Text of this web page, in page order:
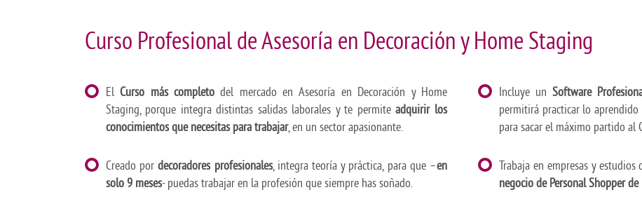
Curso Profesional de Asesoría en Decoración y Home Staging
ElCurso más completo del mercado en Asesoría en Decoración y Home
Staging, porque integra distintas salidas laborales y te permiteadquirir los
conocimientos que necesitas para trabajar, en un sector apasionante.
Incluye un Software
permitirá practicar lo
para sacar el máximo partido al
Creado pordecoradores profesionales, integra teoría y práctica, para que –en
solo 9 meses- puedas trabajar en la profesión que siempre has soñado.
Trabaja en empresas y
negocio de Personal Shopper